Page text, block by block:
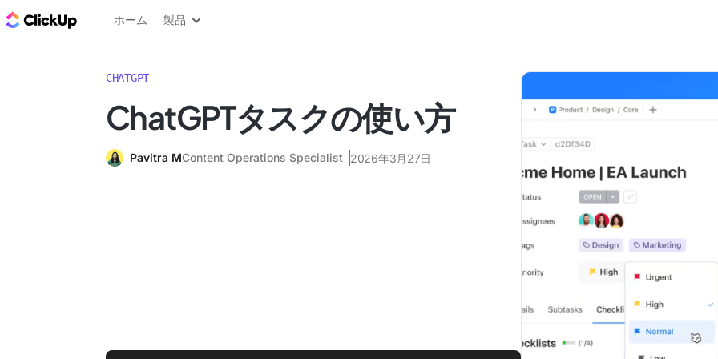
ClickUp ブログ
ホーム 製品
CHATGPT
ChatGPTタスクの使い方
Pavitra MContent Operations Specialist 2026年3月27日